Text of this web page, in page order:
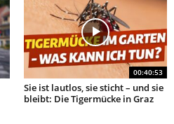
00:40:53
Sie ist lautlos, sie sticht – und sie
bleibt: Die Tigermücke in Graz